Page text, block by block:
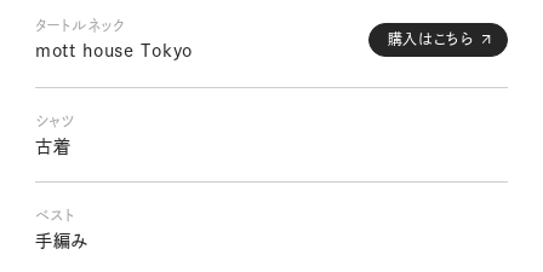
タートルネック
mott house Tokyo
購入はこちら
シャツ
古着
ベスト
手編み